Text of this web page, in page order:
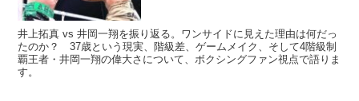
井上拓真 vs 井岡一翔を振り返る。ワンサイドに見えた理由は何だっ
たのか？ 37歳という現実、階級差、ゲームメイク、そして4階級制
覇王者・井岡一翔の偉大さについて、ボクシングファン視点で語りま
す。